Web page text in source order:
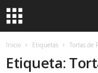
Inicio Etiquetas Tortas de
Etiqueta: